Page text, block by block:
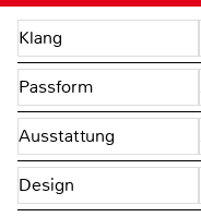
Klang
Passform
Ausstattung
Design